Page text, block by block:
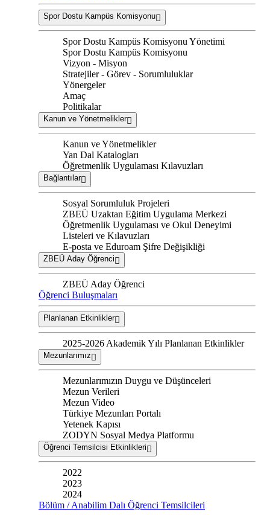
Spor Dostu Kampüs Komisyonu
Spor Dostu Kampüs Komisyonu Yönetimi
Spor Dostu Kampüs Komisyonu
Vizyon - Misyon
Stratejiler - Görev - Sorumluluklar
Yönergeler
Amaç
Politikalar
Kanun ve Yönetmelikler
Kanun ve Yönetmelikler
Yan Dal Katalogları
Öğretmenlik Uygulaması Kılavuzları
Bağlantılar
Sosyal Sorumluluk Projeleri
ZBEÜ Uzaktan Eğitim Uygulama Merkezi
Öğretmenlik Uygulaması ve Okul Deneyimi
Listeleri ve Kılavuzları
E-posta ve Eduroam Şifre Değişikliği
ZBEÜ Aday Öğrenci
ZBEÜ Aday Öğrenci
Öğrenci Buluşmaları
Planlanan Etkinlikler
2025-2026 Akademik Yılı Planlanan Etkinlikler
Mezunlarımız
Mezunlarımızın Duygu ve Düşünceleri
Mezun Verileri
Mezun Video
Türkiye Mezunları Portalı
Yetenek Kapısı
ZODYN Sosyal Medya Platformu
Öğrenci Temsilcisi Etkinlikleri
2022
2023
2024
Bölüm / Anabilim Dalı Öğrenci Temsilcileri